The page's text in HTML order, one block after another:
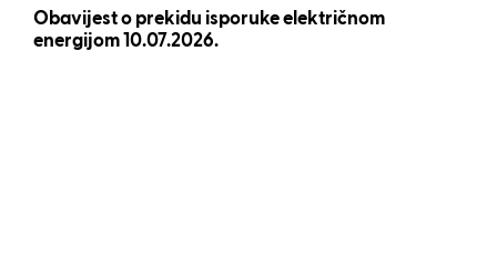
Obavijest o prekidu isporuke električnom
energijom 10.07.2026.